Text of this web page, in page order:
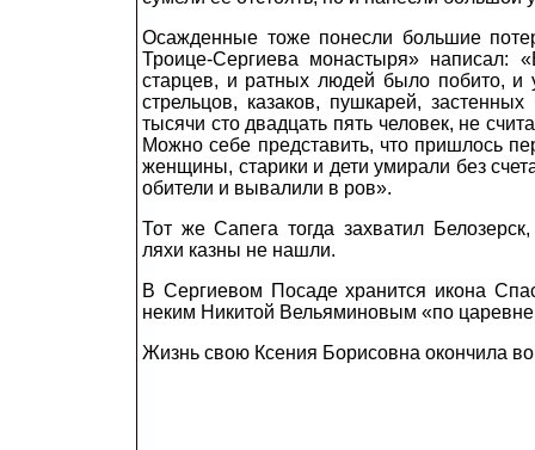
Осажденные тоже понесли большие
Троице-Сергиева монастыря» написал:
старцев, и ратных людей было побито,
стрельцов, казаков, пушкарей,
тысячи сто двадцать пять человек, не
Можно себе представить, что пришлось
женщины, старики и дети умирали без
обители и вывалили в ров».
Тот же Сапега тогда захватил
ляхи казны не нашли.
В Сергиевом Посаде хранится икона
неким Никитой Вельяминовым «по
Жизнь свою Ксения Борисовна окончила